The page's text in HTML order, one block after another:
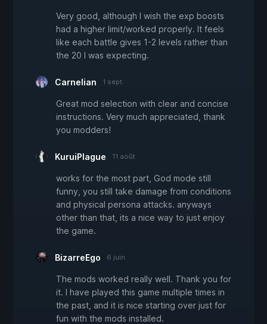
Very good, although I wish the exp boosts
had a higher limit/worked properly. It feels
like each battle gives 1-2 levels rather than
the 20 I was expecting.
Carnelian 1 sept.
Great mod selection with clear and concise
instructions. Very much appreciated, thank
you modders!
KuruiPlague 11 août
works for the most part, God mode still
funny, you still take damage from conditions
and physical persona attacks. anyways
other than that, its a nice way to just enjoy
the game.
BizarreEgo 6 juin
The mods worked really well. Thank you for
it. I have played this game multiple times in
the past, and it is nice starting over just for
fun with the mods installed.